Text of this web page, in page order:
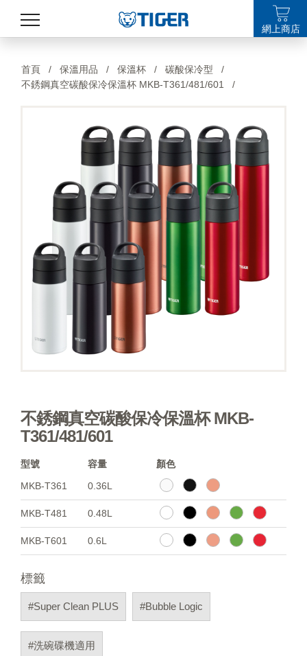
最新消息
關於我們
LANGUAGE
網上商店
首頁 / 保溫用品 / 保溫杯 / 碳酸保冷型
/
不銹鋼真空碳酸保冷保溫杯 MKB-T361/481/601
/
不銹鋼真空碳酸保冷保溫杯 MKB-
T361/481/601
型號 容量
顏色
MKB-T361
0.36L
MKB-T481 0.48L
MKB-T601 0.6L
標籤
#Super Clean PLUS #Bubble Logic
#洗碗碟機適用